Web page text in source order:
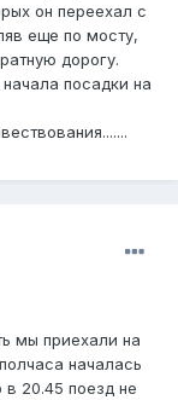
он переехал с
еще по мосту,
дорогу.
посадки на
мы приехали на
началась
в 20.45 поезд не